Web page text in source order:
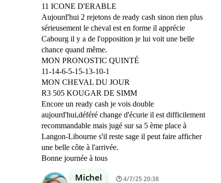
11 ICONE D'ERABLE
Aujourd'hui 2 rejetons de ready cash sinon rien plus
sérieusement le cheval est en forme il apprécie
Cabourg il y a de l'opposition je lui voit une belle
chance quand même.
MON PRONOSTIC QUINTÉ
11-14-6-5-15-13-10-1
MON CHEVAL DU JOUR
R3 505 KOUGAR DE SIMM
Encore un ready cash je vois double
aujourd'hui,déféré change d'écurie il est difficilement
recommandable mais jugé sur sa 5 ème place à
Langon-Libourne s'il reste sage il peut faire afficher
une belle côte à l'arrivée.
Bonne journée à tous
Michel 4/7/25 20:38